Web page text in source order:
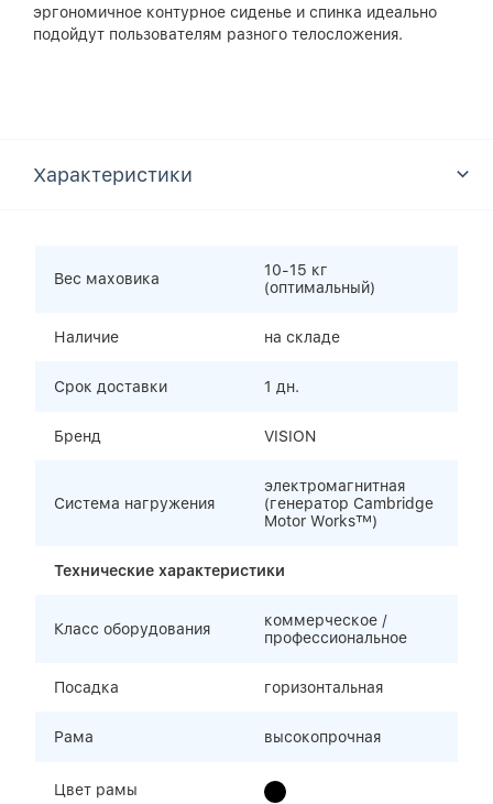
эргономичное контурное сиденье и спинка идеально
подойдут пользователям разного телосложения.
Характеристики
Вес маховика
10-15 кг
(оптимальный)
Наличие на складе
Срок доставки 1 дн.
Бренд VISION
Система нагружения
электромагнитная
(генератор Cambridge
Motor Works™)
Технические характеристики
Класс оборудования
коммерческое /
профессиональное
Посадка горизонтальная
Рама высокопрочная
Цвет рамы